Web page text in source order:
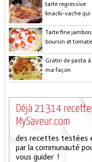
tarte regressive
knacki-vache qui
Tarte fine jambon,
boursin et tomate
Gratin de pasta à
ma façon
Déjà 21314
MySaveur.com
des recettes testées
par la communauté
vous guider !